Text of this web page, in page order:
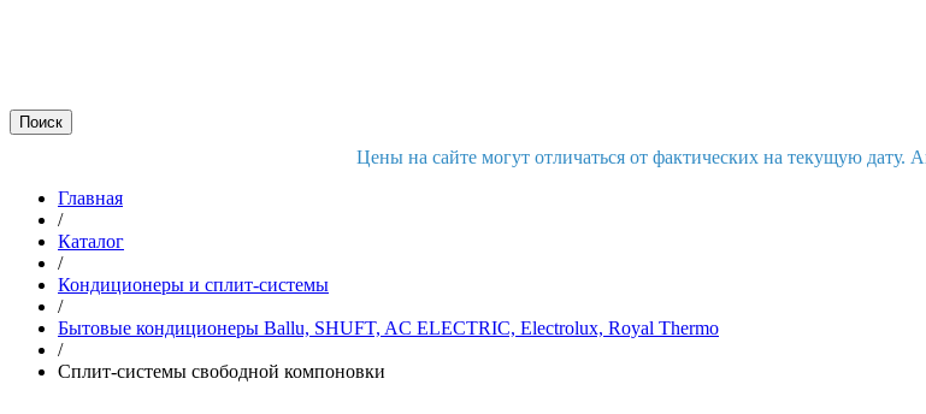
Цены на сайте могут отличаться от фактических на текущую дату.
Главная
/
Каталог
/
Кондиционеры и сплит-системы
/
Бытовые кондиционеры Ballu, SHUFT, AC ELECTRIC, Electrolux, Royal Thermo
/
Сплит-системы свободной компоновки